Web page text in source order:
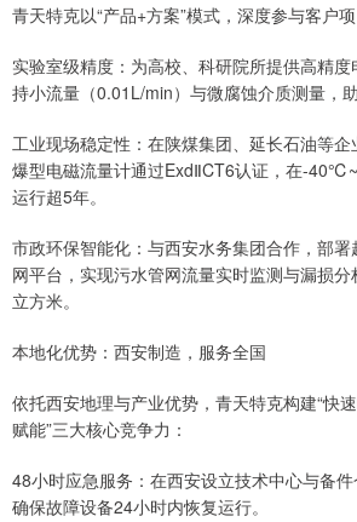
青天特克以“产品+方案”模式，深度参与客户项
实验室级精度：为高校、科研院所提供高精
持小流量（0.01L/min）与微腐蚀介质测量，
工业现场稳定性：在陕煤集团、延长石油等
爆型电磁流量计通过ExdⅡCT6认证，在-
运行超5年。
市政环保智能化：与西安水务集团合作，部
网平台，实现污水管网流量实时监测与漏损
立方米。
本地化优势：西安制造，服务全国
依托西安地理与产业优势，青天特克构建“快
赋能”三大核心竞争力：
48小时应急服务：在西安设立技术中心与备件
确保故障设备24小时内恢复运行。